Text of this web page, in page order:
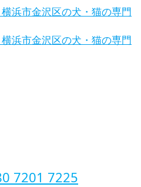
7201 7225‬